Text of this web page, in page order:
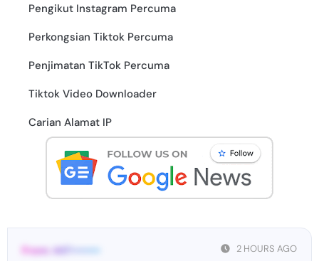
Pengikut Instagram Percuma
Perkongsian Tiktok Percuma
Penjimatan TikTok Percuma
Tiktok Video Downloader
Carian Alamat IP
2 HOURS AGO
From: 447••••••••